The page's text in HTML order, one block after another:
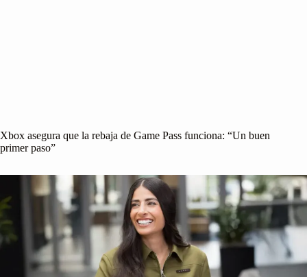
Xbox asegura que la rebaja de Game Pass funciona: “Un buen
primer paso”